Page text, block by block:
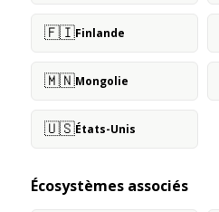
🇫🇮Finlande
🇲🇳Mongolie
🇺🇸États-Unis
Écosystèmes associés